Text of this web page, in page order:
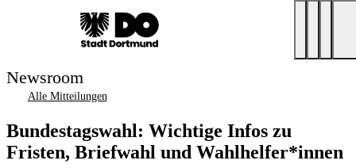
Newsroom
Alle Mitteilungen
Bundestagswahl: Wichtige Infos zu
Fristen, Briefwahl und Wahlhelfer*innen